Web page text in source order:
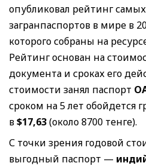
опубликовал рейтинг
загранпаспортов в мире в
которого собраны на
Рейтинг основан на
документа и сроках его
стоимости занял паспорт
сроком на 5 лет обойдется
в$17,63(около 8700 тенге).
С точки зрения годовой
выгодный паспорт —